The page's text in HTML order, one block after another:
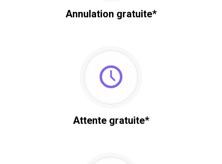
Annulation gratuite*
Attente gratuite*